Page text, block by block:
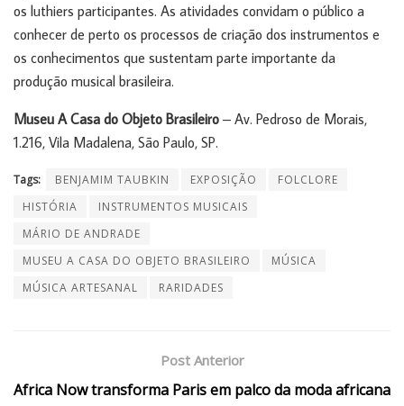
os luthiers participantes. As atividades convidam o público a
conhecer de perto os processos de criação dos instrumentos e
os conhecimentos que sustentam parte importante da
produção musical brasileira.
Museu A Casa do Objeto Brasileiro – Av. Pedroso de Morais,
1.216, Vila Madalena, São Paulo, SP.
Tags: BENJAMIM TAUBKIN EXPOSIÇÃO
FOLCLORE
HISTÓRIA
INSTRUMENTOS MUSICAIS
MÁRIO DE ANDRADE
MUSEU A CASA DO OBJETO BRASILEIRO
MÚSICA
MÚSICA ARTESANAL
RARIDADES
Post Anterior
Africa Now transforma Paris em palco da moda africana